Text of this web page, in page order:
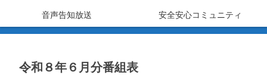
音声告知放送 安全安心コミュニティ
令和８年６月分番組表